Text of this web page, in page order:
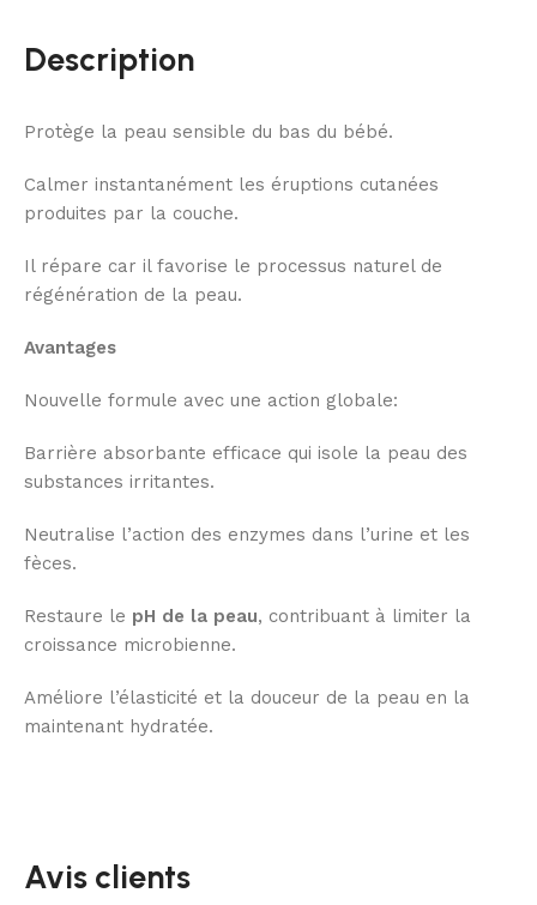
Description
Protège la peau sensible du bas du bébé.
Calmer instantanément les éruptions cutanées
produites par la couche.
Il répare car il favorise le processus naturel de
régénération de la peau.
Avantages
Nouvelle formule avec une action globale:
Barrière absorbante efficace qui isole la peau des
substances irritantes.
Neutralise l’action des enzymes dans l’urine et les
fèces.
Restaure le pH de la peau, contribuant à limiter la
croissance microbienne.
Améliore l’élasticité et la douceur de la peau en la
maintenant hydratée.
Avis clients